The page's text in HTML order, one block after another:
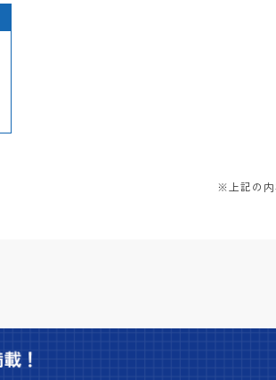
※上記の内